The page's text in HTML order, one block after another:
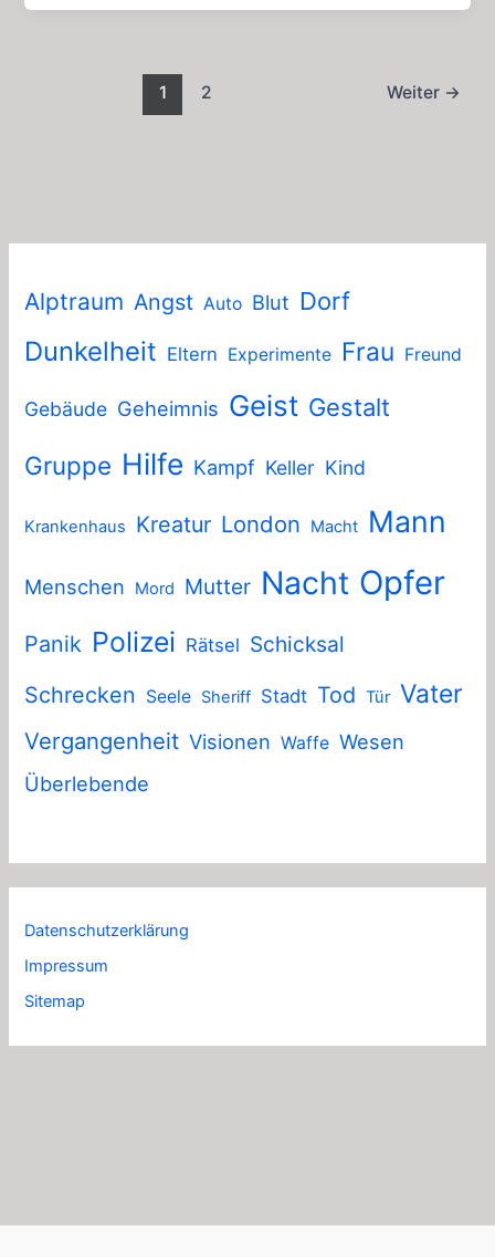
Alptraum Angst Auto Blut Dorf
Dunkelheit Eltern Experimente Frau Freund
Gebäude Geheimnis Geist Gestalt
Gruppe Hilfe Kampf Keller Kind
Krankenhaus Kreatur London Macht Mann
Menschen Mord Mutter Nacht Opfer
Panik Polizei Rätsel Schicksal
Schrecken
Seele Sheriff Stadt Tod Tür Vater
Vergangenheit Visionen Waffe Wesen
Überlebende
Datenschutzerklärung
Impressum
Sitemap
the
1 2 Weiter →